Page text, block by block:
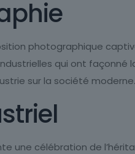
photographique
qui ont façonné
sur la société moderne.
une célébration de